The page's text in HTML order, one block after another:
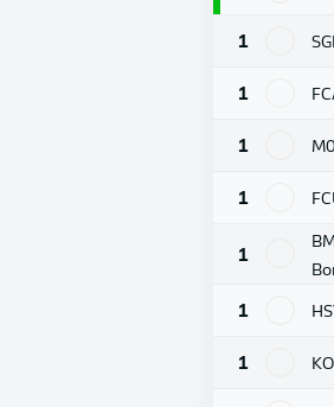
1
1
1
1
1
1
1